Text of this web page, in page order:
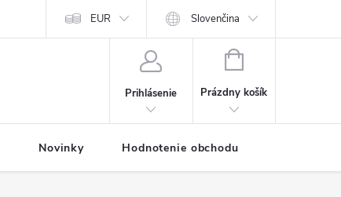
Predávané značky Prihlásenie affiliate partnera
EUR Slovenčina
Prihlásenie
NÁKUPNÝ
Prázdny košík
Novinky Hodnotenie obchodu